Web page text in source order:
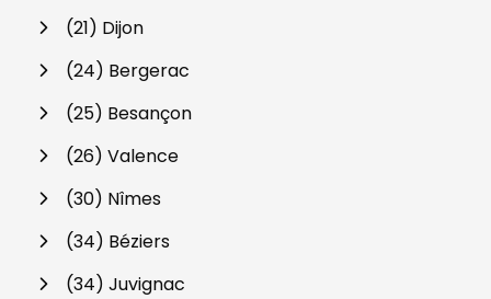
(21) Dijon
(24) Bergerac
(25) Besançon
(26) Valence
(30) Nîmes
(34) Béziers
(34) Juvignac